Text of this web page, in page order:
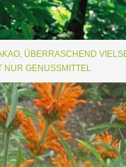
ÜBERRASCHEND
NUR GENUSSMITTEL